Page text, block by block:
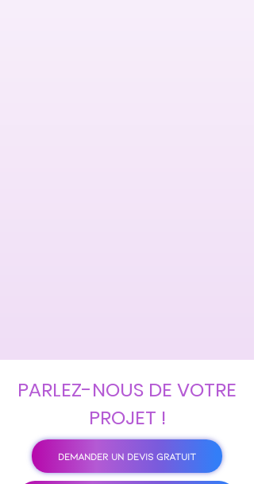
PARLEZ-NOUS DE VOTRE
PROJET !
DEMANDER UN DEVIS GRATUIT